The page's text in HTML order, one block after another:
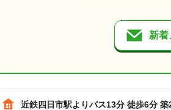
新着
近鉄四日市駅よりバス13分 徒歩6分